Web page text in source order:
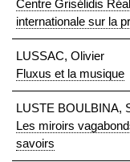
Centre Grisélidis
internationale sur la
LUSSAC, Olivier
Fluxus et la musique
LUSTE BOULBINA,
Les miroirs
savoirs